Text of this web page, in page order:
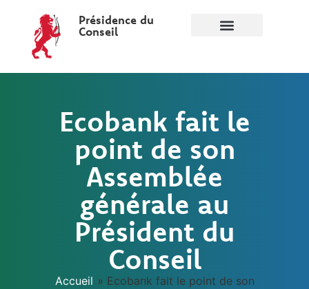
Présidence du
Conseil
Ecobank fait le
point de son
Assemblée
générale au
Président du
Conseil
Accueil » Ecobank fait le point de son